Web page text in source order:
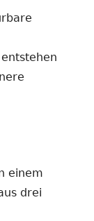
einem
drei